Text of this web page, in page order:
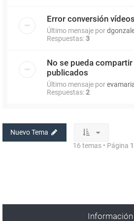
Error conversión vídeos
Último mensaje por
Respuestas:3
No se pueda
publicados
Último mensaje por
Respuestas:2
Nuevo Tema
16 temas • Página 1
Información